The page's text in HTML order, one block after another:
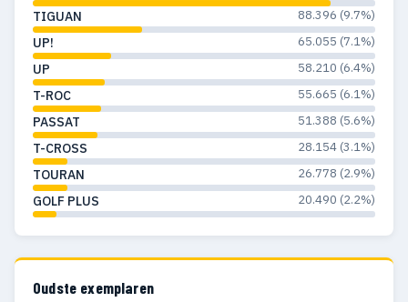
1958 97
1957 132 97
1956 118 95
1955 68
1954 53 36
1953 27
1952 23 20
TIGUAN 88.396 (9.7%)
UP! 65.055 (7.1%)
UP 58.210 (6.4%)
T-ROC 55.665 (6.1%)
PASSAT 51.388 (5.6%)
T-CROSS 28.154 (3.1%)
TOURAN 26.778 (2.9%)
GOLF PLUS 20.490 (2.2%)
Oudste exemplaren